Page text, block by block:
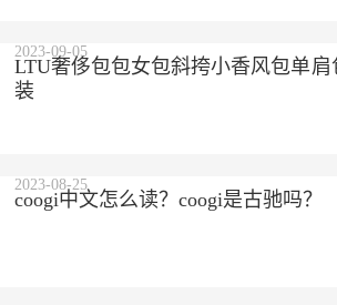
LTU奢侈包包女包斜挎小香风包单
装
2023-09-05
coogi中文怎么读？coogi是古驰吗？
2023-08-25